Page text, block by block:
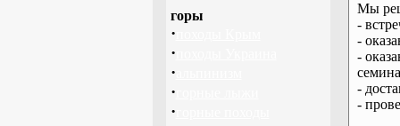
горы
·
·
·
·
·
Мы
-
-
-
-
-